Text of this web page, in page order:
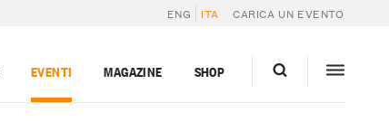
ENG ITA CARICA UN EVENTO
EVENTI MAGAZINE SHOP